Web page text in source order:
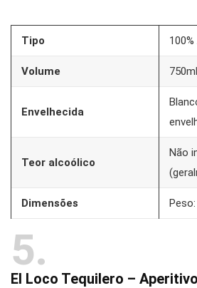
Tipo
Volume 750ml
Envelhecida
Teor alcoólico
Não
Dimensões
5
El Loco Tequilero –